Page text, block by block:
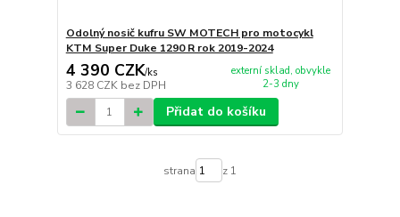
Odolný nosič kufru SW MOTECH pro motocykl
KTM Super Duke 1290 R rok 2019-2024
4 390 CZK/ks
3 628 CZK bez DPH
externí sklad, obvykle
2-3 dny
Přidat do košíku
strana z 1